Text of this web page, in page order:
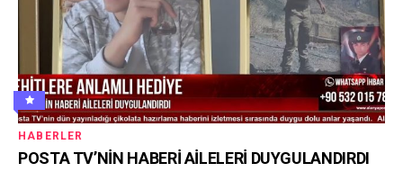
HABERLER
POSTA TV’NİN HABERİ AİLELERİ DUYGULANDIRDI